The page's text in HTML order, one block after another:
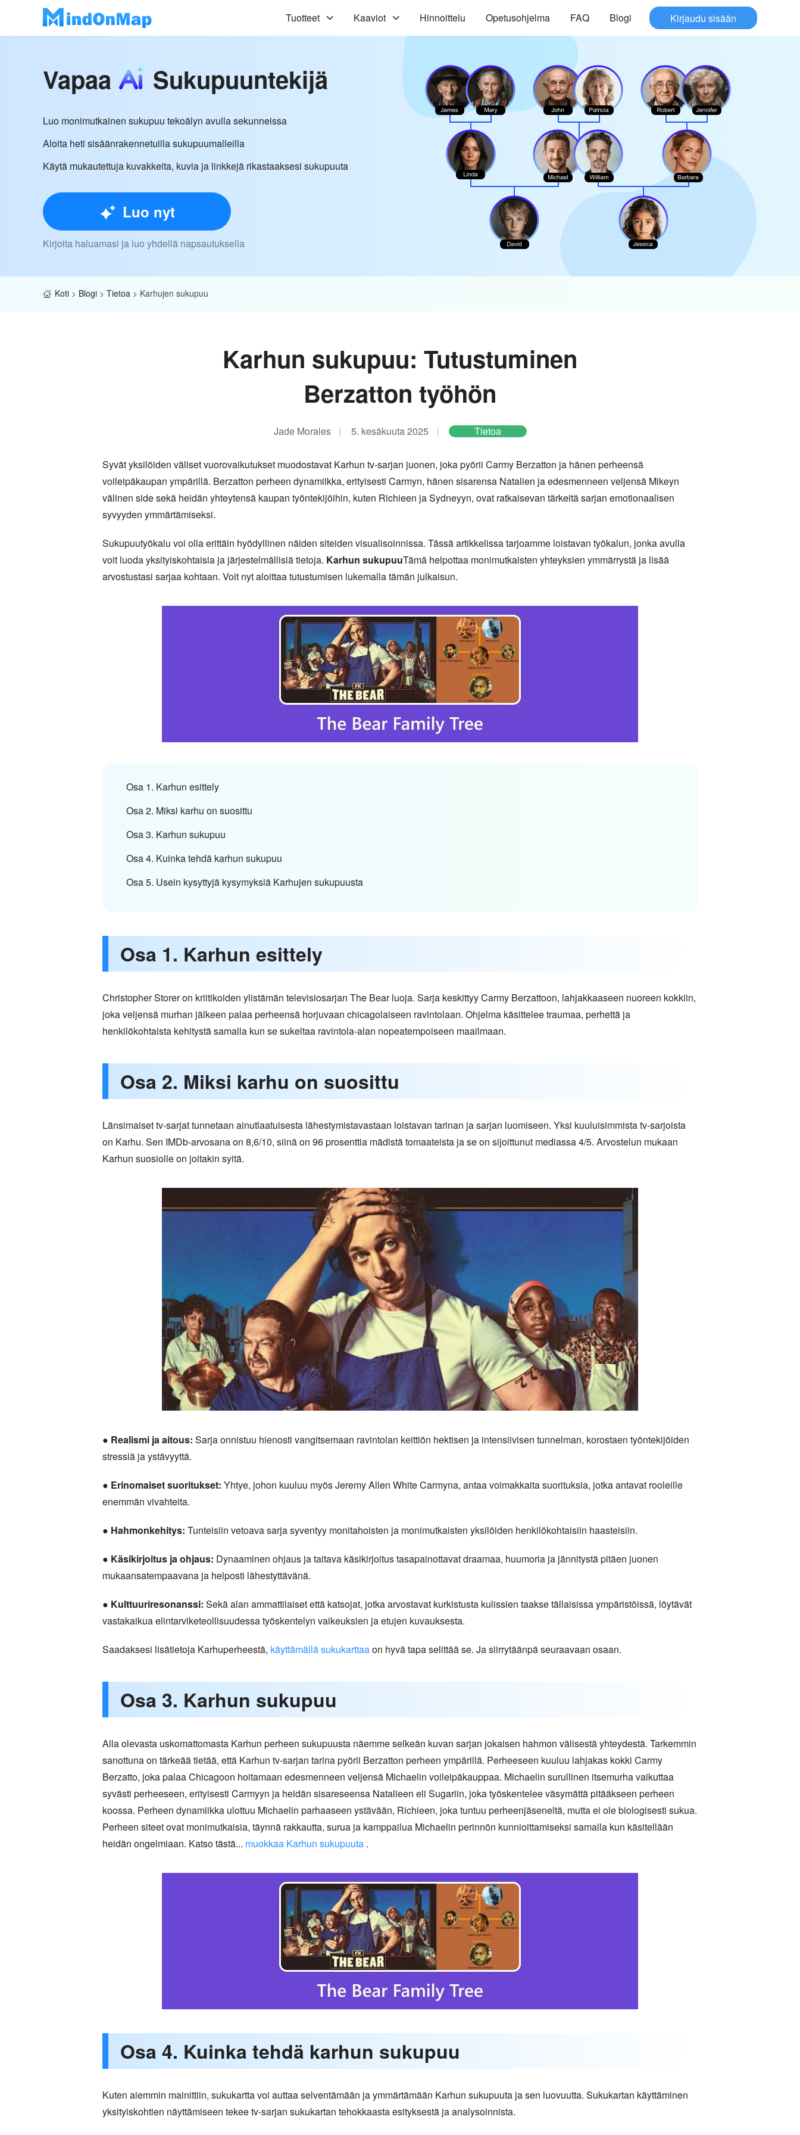
Tuotteet Kaaviot Hinnoittelu Opetusohjelma FAQ Blogi Kirjaudu sisään
Vapaa Sukupuuntekijä
Luo monimutkainen sukupuu tekoälyn avulla sekunneissa
Aloita heti sisäänrakennetuilla sukupuumalleilla
Käytä mukautettuja kuvakkeita, kuvia ja linkkejä rikastaaksesi sukupuuta
Luo nyt
Kirjoita haluamasi ja luo yhdellä napsautuksella
Koti > Blogi > Tietoa > Karhujen sukupuu
Karhun sukupuu: Tutustuminen
Berzatton työhön
Jade Morales 5. kesäkuuta 2025 Tietoa
Syvät yksilöiden väliset vuorovaikutukset muodostavat Karhun tv-sarjan juonen, joka pyörii Carmy Berzatton ja hänen perheensä
voileipäkaupan ympärillä. Berzatton perheen dynamiikka, erityisesti Carmyn, hänen sisarensa Natalien ja edesmenneen veljensä Mikeyn
välinen side sekä heidän yhteytensä kaupan työntekijöihin, kuten Richieen ja Sydneyyn, ovat ratkaisevan tärkeitä sarjan emotionaalisen
syvyyden ymmärtämiseksi.
Sukupuutyökalu voi olla erittäin hyödyllinen näiden siteiden visualisoinnissa. Tässä artikkelissa tarjoamme loistavan työkalun, jonka avulla
voit luoda yksityiskohtaisia ja järjestelmällisiä tietoja. Karhun sukupuuTämä helpottaa monimutkaisten yhteyksien ymmärrystä ja lisää
arvostustasi sarjaa kohtaan. Voit nyt aloittaa tutustumisen lukemalla tämän julkaisun.
Osa 1. Karhun esittely
Osa 2. Miksi karhu on suosittu
Osa 3. Karhun sukupuu
Osa 4. Kuinka tehdä karhun sukupuu
Osa 5. Usein kysyttyjä kysymyksiä Karhujen sukupuusta
Osa 1. Karhun esittely
Christopher Storer on kriitikoiden ylistämän televisiosarjan The Bear luoja. Sarja keskittyy Carmy Berzattoon, lahjakkaaseen nuoreen kokkiin,
joka veljensä murhan jälkeen palaa perheensä horjuvaan chicagolaiseen ravintolaan. Ohjelma käsittelee traumaa, perhettä ja
henkilökohtaista kehitystä samalla kun se sukeltaa ravintola-alan nopeatempoiseen maailmaan.
Osa 2. Miksi karhu on suosittu
Länsimaiset tv-sarjat tunnetaan ainutlaatuisesta lähestymistavastaan loistavan tarinan ja sarjan luomiseen. Yksi kuuluisimmista tv-sarjoista
on Karhu. Sen IMDb-arvosana on 8,6/10, siinä on 96 prosenttia mädistä tomaateista ja se on sijoittunut mediassa 4/5. Arvostelun mukaan
Karhun suosiolle on joitakin syitä.
● Realismi ja aitous: Sarja onnistuu hienosti vangitsemaan ravintolan keittiön hektisen ja intensiivisen tunnelman, korostaen työntekijöiden
stressiä ja ystävyyttä.
● Erinomaiset suoritukset: Yhtye, johon kuuluu myös Jeremy Allen White Carmyna, antaa voimakkaita suorituksia, jotka antavat rooleille
enemmän vivahteita.
● Hahmonkehitys: Tunteisiin vetoava sarja syventyy monitahoisten ja monimutkaisten yksilöiden henkilökohtaisiin haasteisiin.
● Käsikirjoitus ja ohjaus: Dynaaminen ohjaus ja taitava käsikirjoitus tasapainottavat draamaa, huumoria ja jännitystä pitäen juonen
mukaansatempaavana ja helposti lähestyttävänä.
● Kulttuuriresonanssi: Sekä alan ammattilaiset että katsojat, jotka arvostavat kurkistusta kulissien taakse tällaisissa ympäristöissä, löytävät
vastakaikua elintarviketeollisuudessa työskentelyn vaikeuksien ja etujen kuvauksesta.
Saadaksesi lisätietoja Karhuperheestä, käyttämällä sukukarttaaon hyvä tapa selittää se. Ja siirrytäänpä seuraavaan osaan.
Osa 3. Karhun sukupuu
Alla olevasta uskomattomasta Karhun perheen sukupuusta näemme selkeän kuvan sarjan jokaisen hahmon välisestä yhteydestä. Tarkemmin
sanottuna on tärkeää tietää, että Karhun tv-sarjan tarina pyörii Berzatton perheen ympärillä. Perheeseen kuuluu lahjakas kokki Carmy
Berzatto, joka palaa Chicagoon hoitamaan edesmenneen veljensä Michaelin voileipäkauppaa. Michaelin surullinen itsemurha vaikuttaa
syvästi perheeseen, erityisesti Carmyyn ja heidän sisareseensa Natalieen eli Sugariin, joka työskentelee väsymättä pitääkseen perheen
koossa. Perheen dynamiikka ulottuu Michaelin parhaaseen ystävään, Richieen, joka tuntuu perheenjäseneltä, mutta ei ole biologisesti sukua.
Perheen siteet ovat monimutkaisia, täynnä rakkautta, surua ja kamppailua Michaelin perinnön kunnioittamiseksi samalla kun käsitellään
heidän ongelmiaan. Katso tästä... muokkaa Karhun sukupuuta .
Osa 4. Kuinka tehdä karhun sukupuu
Kuten aiemmin mainittiin, sukukartta voi auttaa selventämään ja ymmärtämään Karhun sukupuuta ja sen luovuutta. Sukukartan käyttäminen
yksityiskohtien näyttämiseen tekee tv-sarjan sukukartan tehokkaasta esityksestä ja analysoinnista.